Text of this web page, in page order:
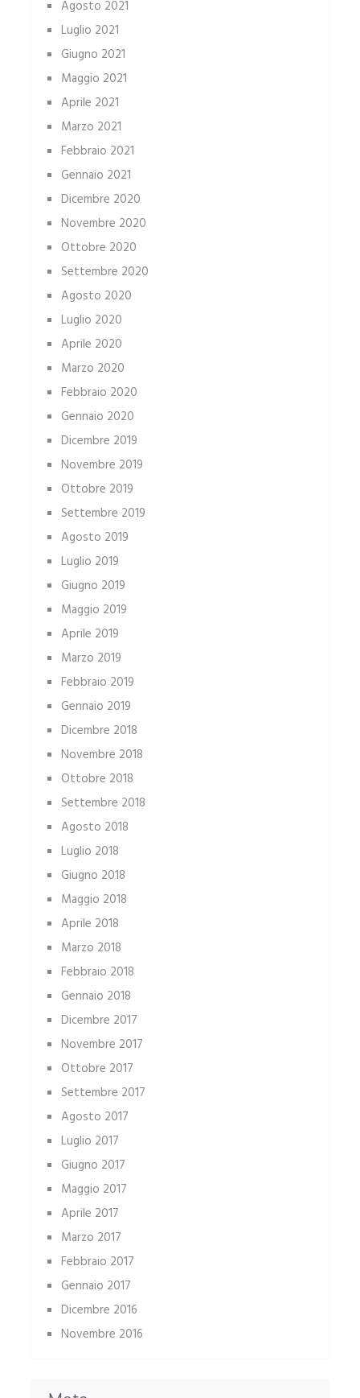
Agosto 2021
Luglio 2021
Giugno 2021
Maggio 2021
Aprile 2021
Marzo 2021
Febbraio 2021
Gennaio 2021
Dicembre 2020
Novembre 2020
Ottobre 2020
Settembre 2020
Agosto 2020
Luglio 2020
Aprile 2020
Marzo 2020
Febbraio 2020
Gennaio 2020
Dicembre 2019
Novembre 2019
Ottobre 2019
Settembre 2019
Agosto 2019
Luglio 2019
Giugno 2019
Maggio 2019
Aprile 2019
Marzo 2019
Febbraio 2019
Gennaio 2019
Dicembre 2018
Novembre 2018
Ottobre 2018
Settembre 2018
Agosto 2018
Luglio 2018
Giugno 2018
Maggio 2018
Aprile 2018
Marzo 2018
Febbraio 2018
Gennaio 2018
Dicembre 2017
Novembre 2017
Ottobre 2017
Settembre 2017
Agosto 2017
Luglio 2017
Giugno 2017
Maggio 2017
Aprile 2017
Marzo 2017
Febbraio 2017
Gennaio 2017
Dicembre 2016
Novembre 2016